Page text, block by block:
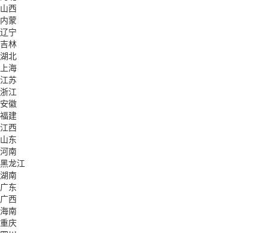
山西
内蒙
辽宁
吉林
湖北
上海
江苏
浙江
安徽
福建
江西
山东
河南
黑龙江
湖南
广东
广西
海南
重庆